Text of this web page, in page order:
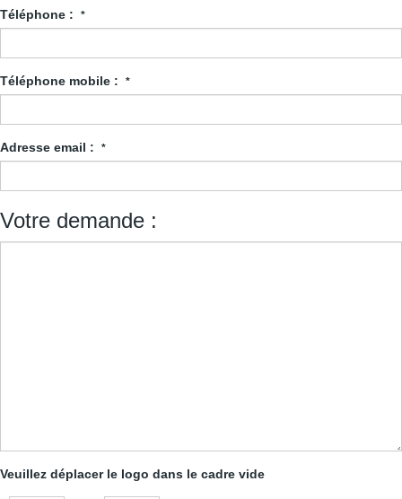
Téléphone : *
Téléphone mobile : *
Adresse email : *
Votre demande :
Veuillez déplacer le logo dans le cadre vide